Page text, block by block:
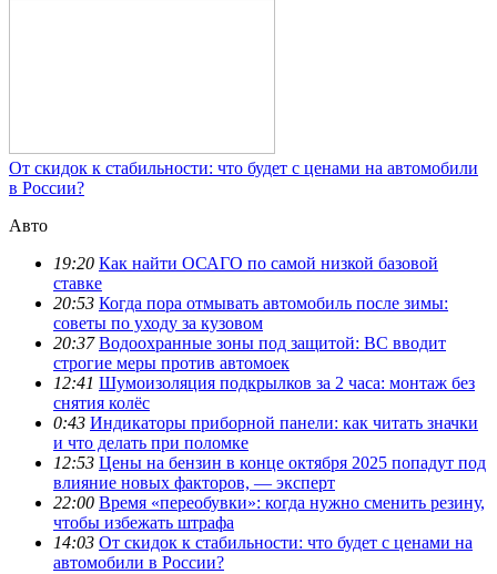
От скидок к стабильности: что будет с ценами на автомобили
в России?
Авто
19:20 Как найти ОСАГО по самой низкой базовой
ставке
20:53 Когда пора отмывать автомобиль после зимы:
советы по уходу за кузовом
20:37 Водоохранные зоны под защитой: ВС вводит
строгие меры против автомоек
12:41 Шумоизоляция подкрылков за 2 часа: монтаж без
снятия колёс
0:43 Индикаторы приборной панели: как читать значки
и что делать при поломке
12:53 Цены на бензин в конце октября 2025 попадут под
влияние новых факторов, — эксперт
22:00 Время «переобувки»: когда нужно сменить резину,
чтобы избежать штрафа
14:03 От скидок к стабильности: что будет с ценами на
автомобили в России?